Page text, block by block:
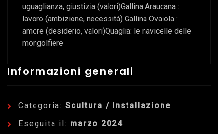
uguaglianza, giustizia (valori)Gallina Araucana :
lavoro (ambizione, necessità) Gallina Ovaiola :
amore (desiderio, valori)Quaglia: le navicelle delle
mongolfiere
Informazioni generali
Categoria: Scultura / Installazione
Eseguita il: marzo 2024